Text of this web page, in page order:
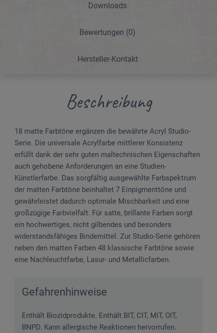
Downloads
Bewertungen (0)
Hersteller-Kontakt
Beschreibung
18 matte Farbtöne ergänzen die bewährte Acryl Studio-
Serie. Die universale Acrylfarbe mittlerer Konsistenz
erfüllt dank der sehr guten maltechnischen Eigenschaften
auch gehobene Anforderungen an eine Studien-
Künstlerfarbe. Das sorgfältig ausgewählte Farbspektrum
der matten Farbtöne beinhaltet 7 Einpigmenttöne und
gewährleistet dadurch optimale Mischbarkeit und eine
großzügige Farbvielfalt. Für satte, brillante Farben sorgt
ein hochwertiges, nicht gilbendes und besonders
widerstandsfähiges Bindemittel. Zur Studio-Serie gehören
neben den matten Farben 48 klassische Farbtöne sowie
eine Nachleuchtfarbe, Lasur- und Metallicfarben.
Gefahrenhinweise
Enthält Biozidprodukte. Enthält BIT, CIT, MIT, OIT,
BNPD. Kann allergische Reaktionen hervorrufen.